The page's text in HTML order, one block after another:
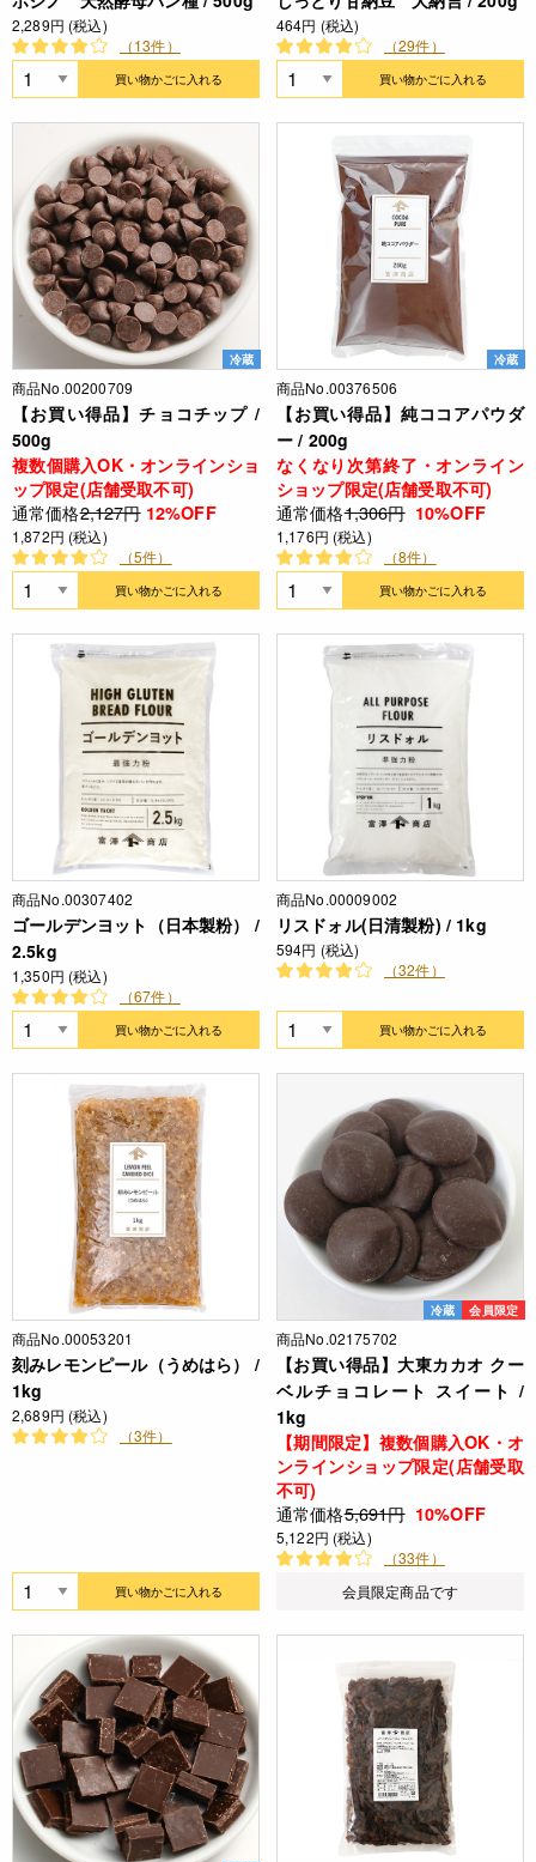
2,289円 (税込)
（13件）
買い物かごに入れる
464円 (税込)
（29件）
買い物かごに入れる
冷蔵
商品No.00200709
【お買い得品】チョコチップ /
500g
複数個購入OK・オンラインショ
ップ限定(店舗受取不可)
通常価格2,127円 12%OFF
1,872円 (税込)
（5件）
買い物かごに入れる
冷蔵
商品No.00376506
【お買い得品】純ココアパウダ
ー / 200g
なくなり次第終了・オンライン
ショップ限定(店舗受取不可)
通常価格1,306円 10%OFF
1,176円 (税込)
（8件）
買い物かごに入れる
商品No.00307402
ゴールデンヨット（日本製粉） /
2.5kg
1,350円 (税込)
（67件）
買い物かごに入れる
商品No.00009002
リスドォル(日清製粉) / 1kg
594円 (税込)
（32件）
買い物かごに入れる
商品No.00053201
刻みレモンピール（うめはら） /
1kg
2,689円 (税込)
（3件）
買い物かごに入れる
冷蔵 会員限定
商品No.02175702
【お買い得品】大東カカオ クー
ベルチョコレート スイート /
1kg
【期間限定】複数個購入OK・オ
ンラインショップ限定(店舗受取
不可)
通常価格5,691円 10%OFF
5,122円 (税込)
（33件）
会員限定商品です